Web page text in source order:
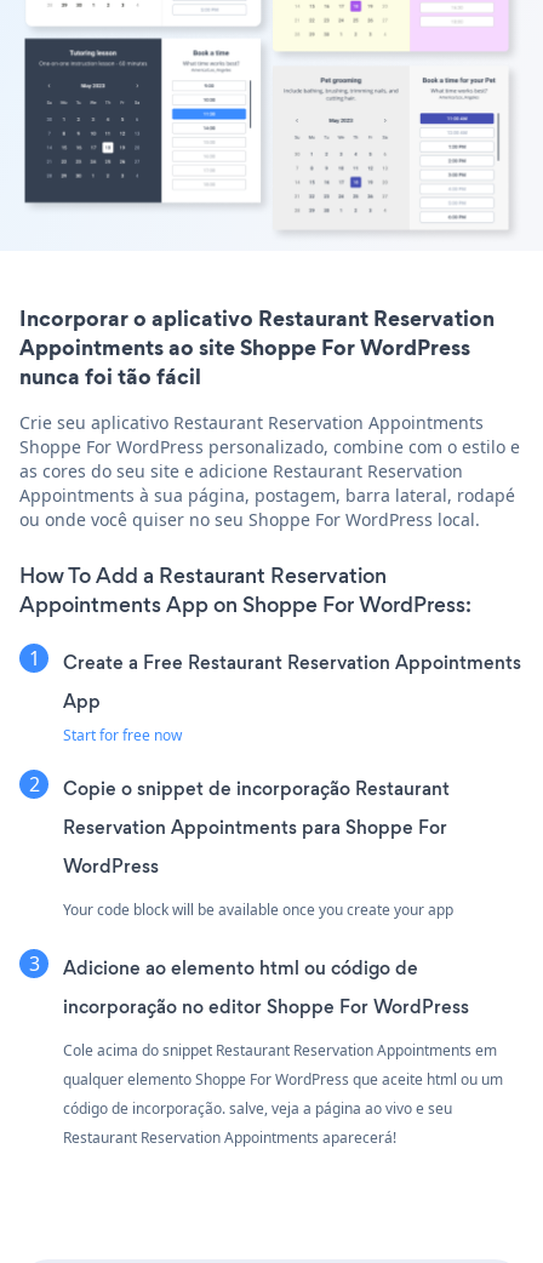
Incorporar o aplicativo Restaurant Reservation
Appointments ao site Shoppe For WordPress
nunca foi tão fácil
Crie seu aplicativo Restaurant Reservation Appointments
Shoppe For WordPress personalizado, combine com o estilo e
as cores do seu site e adicione Restaurant Reservation
Appointments à sua página, postagem, barra lateral, rodapé
ou onde você quiser no seu Shoppe For WordPress local.
How To Add a Restaurant Reservation
Appointments App on Shoppe For WordPress:
Create a Free Restaurant Reservation Appointments
App
Start for free now
Copie o snippet de incorporação Restaurant
Reservation Appointments para Shoppe For
WordPress
Your code block will be available once you create your app
Adicione ao elemento html ou código de
incorporação no editor Shoppe For WordPress
Cole acima do snippet Restaurant Reservation Appointments em
qualquer elemento Shoppe For WordPress que aceite html ou um
código de incorporação. salve, veja a página ao vivo e seu
Restaurant Reservation Appointments aparecerá!